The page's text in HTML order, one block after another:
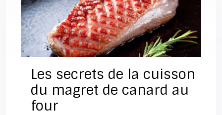
Les secrets de la cuisson
du magret de canard au
four